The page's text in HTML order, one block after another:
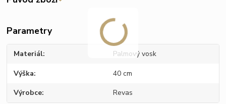
Parametry
Materiál Palmový vosk
Výška 40 cm
Výrobce Revas